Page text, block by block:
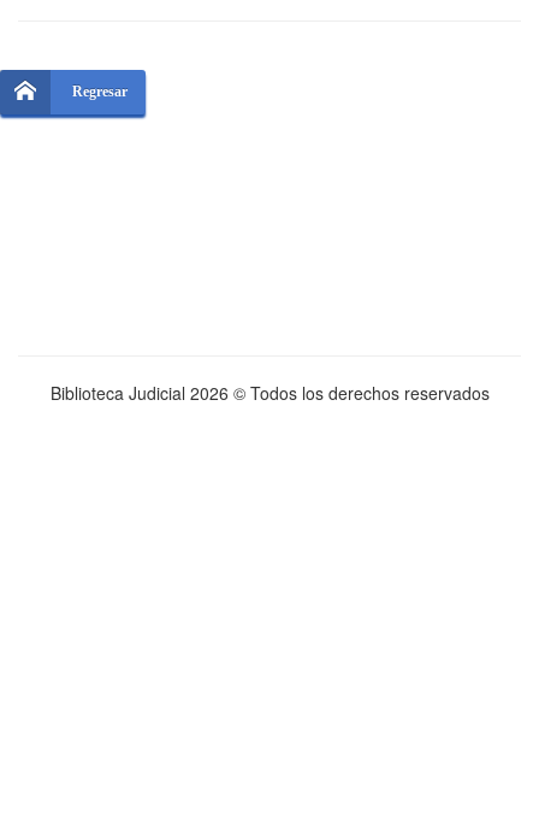
Regresar
Biblioteca Judicial 2026 © Todos los derechos reservados